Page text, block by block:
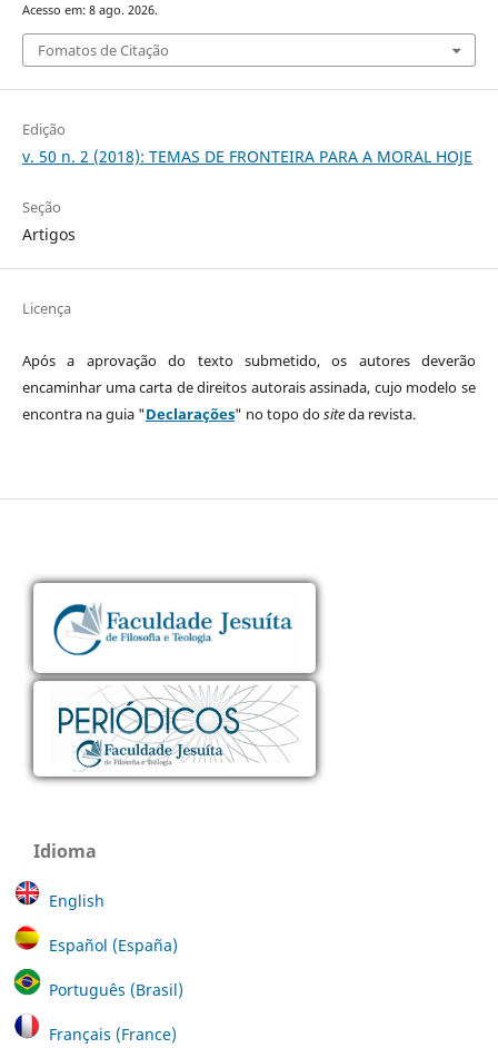
Acesso em: 8 ago. 2026.
Fomatos de Citação
Edição
v. 50 n. 2 (2018): TEMAS DE FRONTEIRA PARA A MORAL HOJE
Seção
Artigos
Licença
Após a aprovação do texto submetido, os autores deverão
encaminhar uma carta de direitos autorais assinada, cujo modelo se
encontra na guia "Declarações" no topo dositeda revista.
Idioma
English
Español (España)
Português (Brasil)
Français (France)